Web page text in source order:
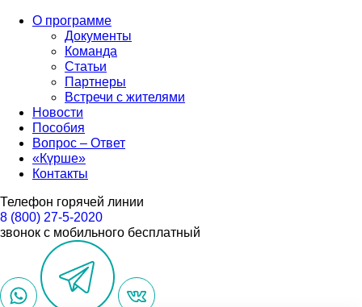
О программе
Документы
Команда
Статьи
Партнеры
Встречи с жителями
Новости
Пособия
Вопрос – Ответ
«Күрше»
Контакты
Телефон горячей линии
8 (800) 27-5-2020
звонок с мобильного бесплатный